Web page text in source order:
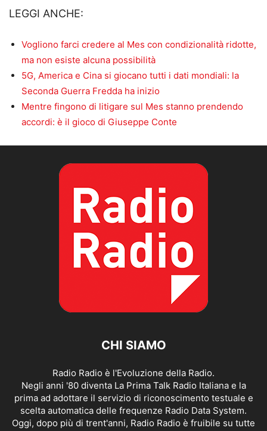
LEGGI ANCHE:
Vogliono farci credere al Mes con condizionalità ridotte,
ma non esiste alcuna possibilità
5G, America e Cina si giocano tutti i dati mondiali: la
Seconda Guerra Fredda ha inizio
Mentre fingono di litigare sul Mes stanno prendendo
accordi: è il gioco di Giuseppe Conte
CHI SIAMO
Radio Radio è l'Evoluzione della Radio.
Negli anni '80 diventa La Prima Talk Radio Italiana e la
prima ad adottare il servizio di riconoscimento testuale e
scelta automatica delle frequenze Radio Data System.
Oggi, dopo più di trent'anni, Radio Radio è fruibile su tutte